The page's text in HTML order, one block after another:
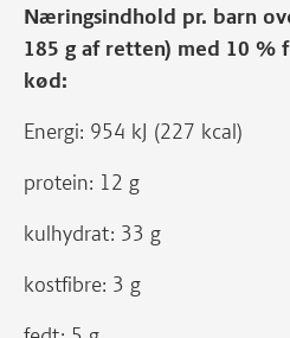
Næringsindhold pr. barn
185 g af retten) med 10 %
kød:
Energi: 954 kJ (227 kcal)
protein: 12 g
kulhydrat: 33 g
kostfibre: 3 g